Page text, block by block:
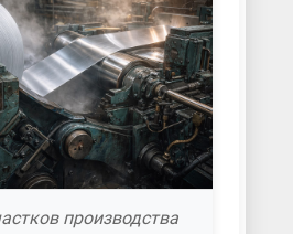
производства